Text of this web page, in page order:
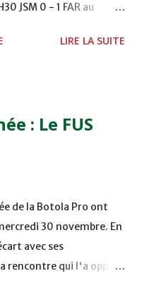
JSM 0 - 1 FAR au
OCK 0 - 1 HUSA
au COMPLEXE SPORTIF
cause de finale de la
LIRE LA SUITE
: Le FUS
de la Botola Pro ont
30 novembre. En
avec ses
rencontre qui l'a opposé